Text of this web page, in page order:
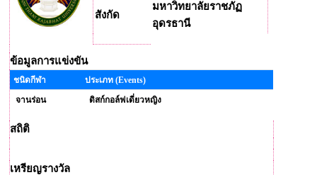
สังกัด
มหาวิทยาลัยราชภัฏ
อุดรธานี
ข้อมูลการแข่งขัน
ชนิดกีฬา
ประเภท (Events)
จานร่อน
ดิสก์กอล์ฟเดี่ยวหญิง
สถิติ
เหรียญรางวัล